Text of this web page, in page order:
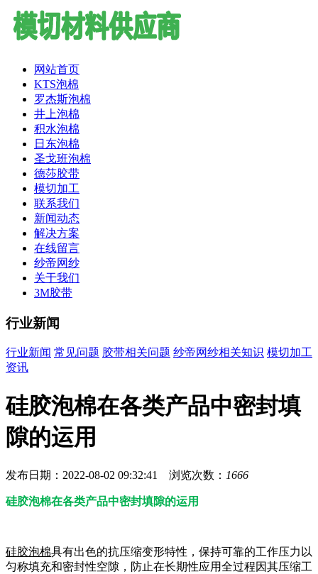
网站首页
KTS泡棉
罗杰斯泡棉
井上泡棉
积水泡棉
日东泡棉
圣戈班泡棉
德莎胶带
模切加工
联系我们
新闻动态
解决方案
在线留言
纱帝网纱
关于我们
3M胶带
行业新闻
行业新闻 常见问题 胶带相关问题 纱帝网纱相关知识 模切加工
资讯
硅胶泡棉在各类产品中密封填
隙的运用
发布日期：2022-08-02 09:32:41 浏览次数： 1666
硅胶泡棉在各类产品中密封填隙的运用
硅胶泡棉具有出色的抗压缩变形特性，保持可靠的工作压力以
匀称填充和密封性空隙，防止在长期性应用全过程因其压缩工